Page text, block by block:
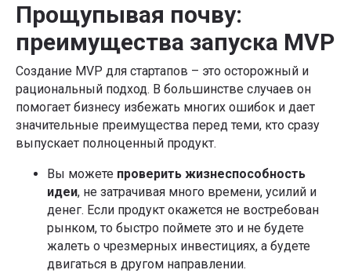
Прощупывая почву:
преимущества запуска MVP
Создание MVP для стартапов – это осторожный и
рациональный подход. В большинстве случаев он
помогает бизнесу избежать многих ошибок и дает
значительные преимущества перед теми, кто сразу
выпускает полноценный продукт.
Вы можете проверить жизнеспособность
идеи, не затрачивая много времени, усилий и
денег. Если продукт окажется не востребован
рынком, то быстро поймете это и не будете
жалеть о чрезмерных инвестициях, а будете
двигаться в другом направлении.